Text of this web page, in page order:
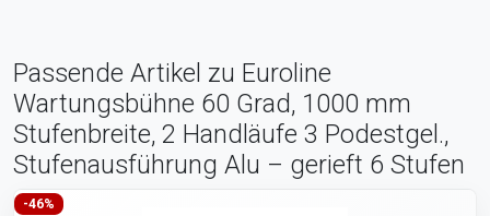
Passende Artikel zu Euroline
Wartungsbühne 60 Grad, 1000 mm
Stufenbreite, 2 Handläufe 3 Podestgel.,
Stufenausführung Alu – gerieft 6 Stufen
-46%